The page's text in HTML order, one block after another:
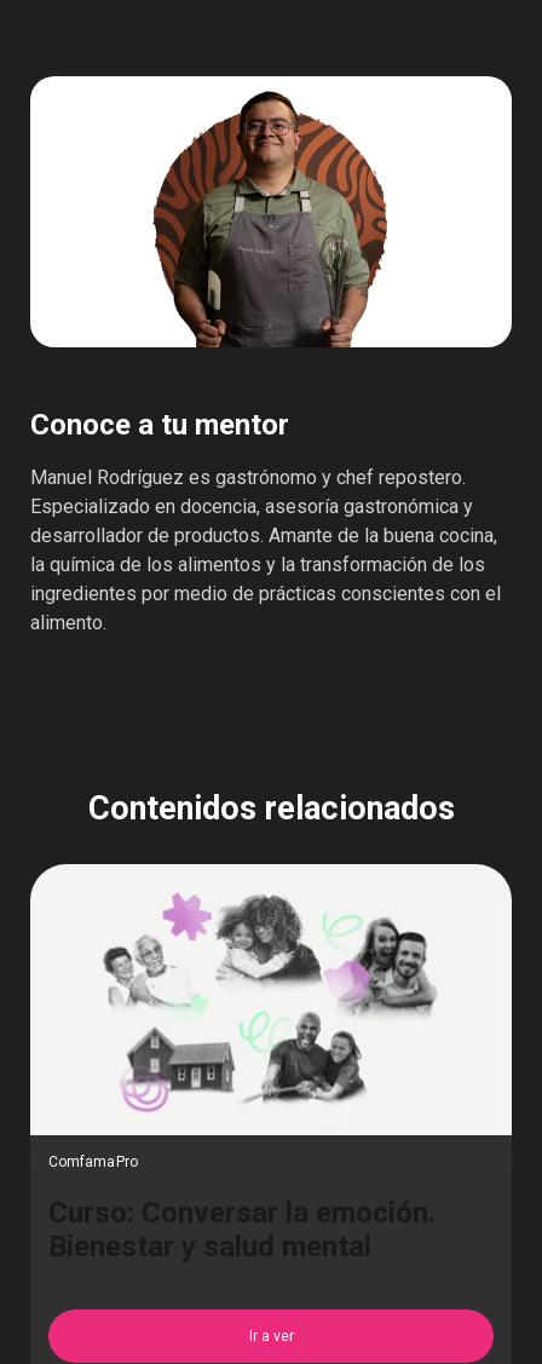
Conoce a tu mentor
Manuel Rodríguez es gastrónomo y chef repostero.
Especializado en docencia, asesoría gastronómica y
desarrollador de productos. Amante de la buena cocina,
la química de los alimentos y la transformación de los
ingredientes por medio de prácticas conscientes con el
alimento.
Contenidos relacionados
ComfamaPro
Curso: Conversar la emoción.
Bienestar y salud mental
Ir a ver